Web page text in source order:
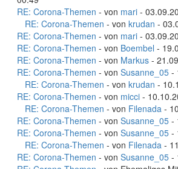
RE: Corona-Themen - von mari -
RE: Corona-Themen - von krudan -
RE: Corona-Themen - von mari -
RE: Corona-Themen - von Boembel -
RE: Corona-Themen - von Markus -
RE: Corona-Themen - von Susanne_05 -
RE: Corona-Themen - von krudan -
RE: Corona-Themen - von micci -
RE: Corona-Themen - von Filenada -
RE: Corona-Themen - von Susanne_05 -
RE: Corona-Themen - von Susanne_05 -
RE: Corona-Themen - von Filenada -
RE: Corona-Themen - von Susanne_05 -